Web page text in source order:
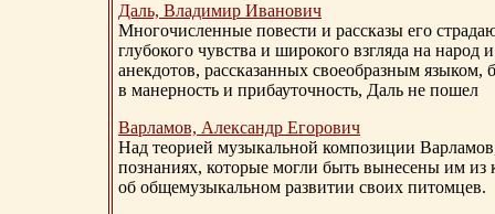
Даль, Владимир Иванович
Многочисленные повести и рассказы его
глубокого чувства и широкого взгляда на
анекдотов, рассказанных своеобразным
в манерность и прибауточность, Даль не пошел
Варламов, Александр Егорович
Над теорией музыкальной композиции
познаниях, которые могли быть вынесены им из
об общемузыкальном развитии своих питомцев.